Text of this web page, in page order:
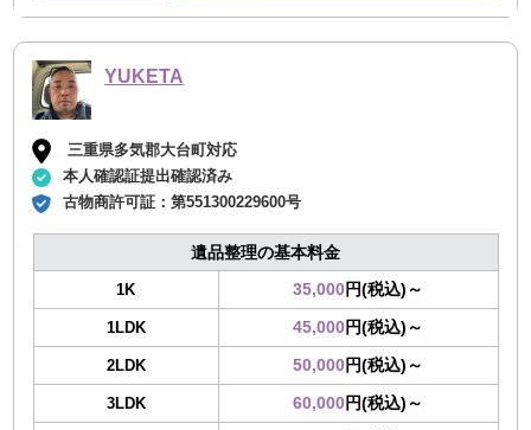
YUKETA
三重県多気郡大台町対応
本人確認証提出確認済み
古物商許可証：第551300229600号
遺品整理の基本料金
1K 35,000円(税込)～
1LDK 45,000円(税込)～
2LDK 50,000円(税込)～
3LDK 60,000円(税込)～